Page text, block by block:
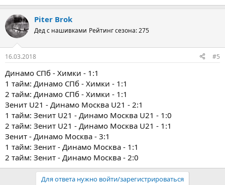
Piter Brok
Дед с нашивками Рейтинг сезона: 275
16.03.2018 #5
Динамо СПб - Химки - 1:1
1 тайм: Динамо СПб - Химки - 1:1
2 тайм: Динамо СПб - Химки - 1:1
Зенит U21 - Динамо Москва U21 - 2:1
1 тайм: Зенит U21 - Динамо Москва U21 - 1:0
2 тайм: Зенит U21 - Динамо Москва U21 - 1:1
Зенит - Динамо Москва - 3:1
1 тайм: Зенит - Динамо Москва - 1:1
2 тайм: Зенит - Динамо Москва - 2:0
Для ответа нужно войти/зарегистрироваться